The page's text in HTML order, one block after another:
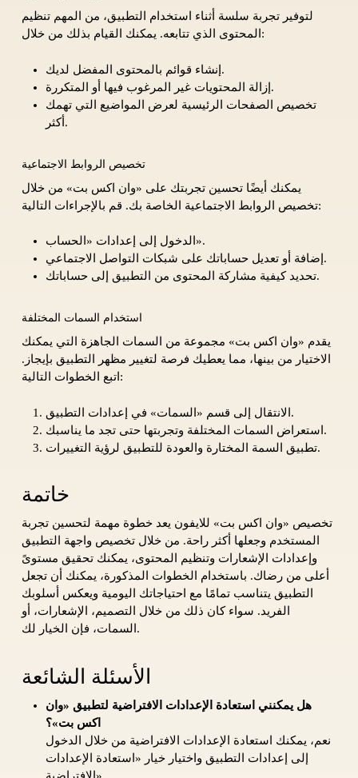
لتوفير تجربة سلسة أثناء استخدام التطبيق، من المهم تنظيم
المحتوى الذي تتابعه. يمكنك القيام بذلك من خلال:
إنشاء قوائم بالمحتوى المفضل لديك.
إزالة المحتويات غير المرغوب فيها أو المتكررة.
تخصيص الصفحات الرئيسية لعرض المواضيع التي تهمك
أكثر.
تخصيص الروابط الاجتماعية
يمكنك أيضًا تحسين تجربتك على «وان اكس بت» من خلال
تخصيص الروابط الاجتماعية الخاصة بك. قم بالإجراءات التالية:
الدخول إلى إعدادات «الحساب».
إضافة أو تعديل حساباتك على شبكات التواصل الاجتماعي.
تحديد كيفية مشاركة المحتوى من التطبيق إلى حساباتك.
استخدام السمات المختلفة
يقدم «وان اكس بت» مجموعة من السمات الجاهزة التي يمكنك
الاختيار من بينها، مما يعطيك فرصة لتغيير مظهر التطبيق بإيجاز.
اتبع الخطوات التالية:
الانتقال إلى قسم «السمات» في إعدادات التطبيق.
استعراض السمات المختلفة وتجربتها حتى تجد ما يناسبك.
تطبيق السمة المختارة والعودة للتطبيق لرؤية التغييرات.
خاتمة
تخصيص «وان اكس بت» للايفون يعد خطوة مهمة لتحسين تجربة
المستخدم وجعلها أكثر راحة. من خلال تخصيص واجهة التطبيق
وإعدادات الإشعارات وتنظيم المحتوى، يمكنك تحقيق مستوىً
أعلى من رضاك. باستخدام الخطوات المذكورة، يمكنك أن تجعل
التطبيق يتناسب تمامًا مع احتياجاتك اليومية ويعكس أسلوبك
الفريد. سواء كان ذلك من خلال التصميم، الإشعارات، أو
السمات، فإن الخيار لك.
الأسئلة الشائعة
هل يمكنني استعادة الإعدادات الافتراضية لتطبيق «وان
اكس بت»؟
نعم، يمكنك استعادة الإعدادات الافتراضية من خلال الدخول
إلى إعدادات التطبيق واختيار خيار «استعادة الإعدادات